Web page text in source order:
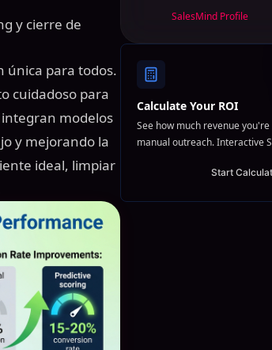
y cierre de
única para todos.
cuidadoso para
integran modelos
y mejorando la
ideal, limpiar
SalesMind Profile
Calculate Your ROI
See how much revenue
manual outreach. Interactive
Start